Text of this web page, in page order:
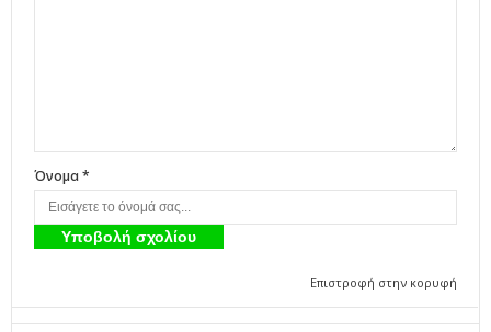
Όνομα *
Επιστροφή στην κορυφή